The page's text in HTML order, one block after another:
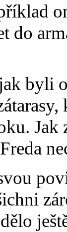
do
byli